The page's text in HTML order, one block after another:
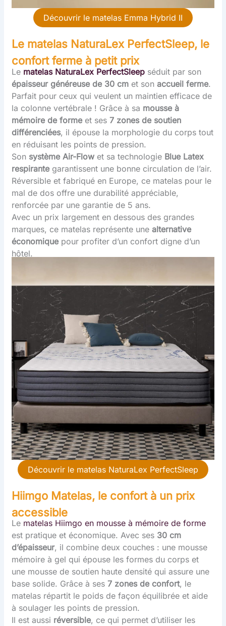
Découvrir le matelas Emma Hybrid II
Le matelas NaturaLex PerfectSleep, le
confort ferme à petit prix
Le matelas NaturaLex PerfectSleep séduit par son
épaisseur généreuse de 30 cm et sonaccueil ferme.
Parfait pour ceux qui veulent un maintien efficace de
la colonne vertébrale ! Grâce à sa mousse à
mémoire de formeet ses7 zones de soutien
différenciées, il épouse la morphologie du corps tout
en réduisant les points de pression.
Son système Air-Flow et sa technologie Blue Latex
respirantegarantissent une bonne circulation de l’air.
Réversible et fabriqué en Europe, ce matelas pour le
mal de dos offre une durabilité appréciable,
renforcée par une garantie de 5 ans.
Avec un prix largement en dessous des grandes
marques, ce matelas représente unealternative
économique pour profiter d’un confort digne d’un
hôtel.
Découvrir le matelas NaturaLex PerfectSleep
Hiimgo Matelas, le confort à un prix
accessible
Le matelas Hiimgo en mousse à mémoire de forme
est pratique et économique. Avec ses 30 cm
d’épaisseur, il combine deux couches : une mousse
mémoire à gel qui épouse les formes du corps et
une mousse de soutien haute densité qui assure une
base solide. Grâce à ses7 zones de confort, le
matelas répartit le poids de façon équilibrée et aide
à soulager les points de pression.
Il est aussi réversible, ce qui permet d’utiliser les